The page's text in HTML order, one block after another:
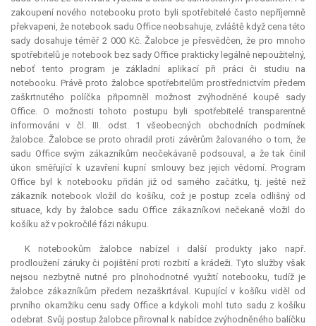
zakoupení nového notebooku proto byli spotřebitelé často nepříjemně
překvapeni, že notebook sadu Office neobsahuje, zvláště když cena této
sady dosahuje téměř 2 000 Kč. Žalobce je přesvědčen, že pro mnoho
spotřebitelů je notebook bez sady Office prakticky legálně nepoužitelný,
neboť tento program je základní aplikací při práci či studiu na
notebooku. Právě proto žalobce spotřebitelům prostřednictvím předem
zaškrtnutého políčka připomněl možnost zvýhodněné koupě sady
Office. O možnosti tohoto postupu byli spotřebitelé transparentně
informováni v čl. III. odst. 1 všeobecných obchodních podmínek
žalobce. Žalobce se proto ohradil proti závěrům žalovaného o tom, že
sadu Office svým zákazníkům neočekávaně podsouval, a že tak činil
úkon směřující k uzavření kupní smlouvy bez jejich vědomí. Program
Office byl k notebooku přidán již od samého začátku, tj. ještě než
zákazník notebook vložil do košíku, což je postup zcela odlišný od
situace, kdy by žalobce sadu Office zákazníkovi nečekaně vložil do
košíku až v pokročilé fázi nákupu.
K notebookům žalobce nabízel i další produkty jako např.
prodloužení záruky či pojištění proti rozbití a krádeži. Tyto služby však
nejsou nezbytně nutné pro plnohodnotné využití notebooku, tudíž je
žalobce zákazníkům předem nezaškrtával. Kupující v košíku viděl od
prvního okamžiku cenu sady Office a kdykoli mohl tuto sadu z košíku
odebrat. Svůj postup žalobce přirovnal k nabídce zvýhodněného balíčku